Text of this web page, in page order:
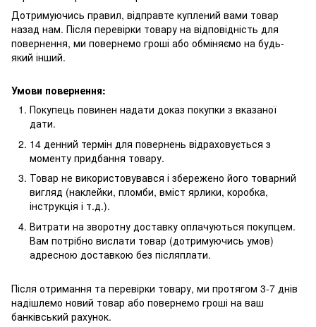
Дотримуючись правил, відправте куплений вами товар
назад нам. Після перевірки товару на відповідність для
повернення, ми повернемо гроші або обміняємо на будь-
який інший.
Умови повернення:
Покупець повинен надати доказ покупки з вказаної
дати.
14 денний термін для повернень відраховується з
моменту придбання товару.
Товар не використовувався і збережено його товарний
вигляд (наклейки, пломби, вміст ярлики, коробка,
інструкція і т.д.).
Витрати на зворотну доставку оплачуються покупцем.
Вам потрібно вислати товар (дотримуючись умов)
адресною доставкою без післяплати.
Після отримання та перевірки товару, ми протягом 3-7 днів
надішлемо новий товар або повернемо гроші на ваш
банківський рахунок.